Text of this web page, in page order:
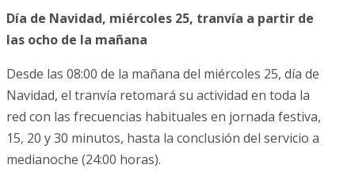
Día de Navidad, miércoles 25, tranvía a partir de
las ocho de la mañana
Desde las 08:00 de la mañana del miércoles 25, día de
Navidad, el tranvía retomará su actividad en toda la
red con las frecuencias habituales en jornada festiva,
15, 20 y 30 minutos, hasta la conclusión del servicio a
medianoche (24:00 horas).